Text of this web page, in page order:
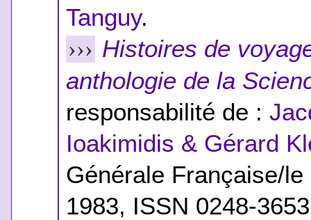
Tanguy.
››› Histoires de
anthologie de la
responsabilité de :
Ioakimidis & Gérard
Générale Française/
1983, ISSN 0248-